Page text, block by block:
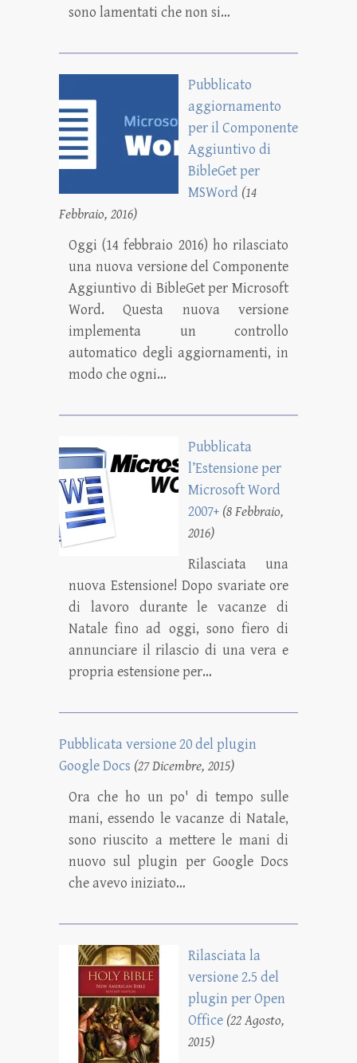
sono lamentati che non si…
Pubblicato
aggiornamento
per il Componente
Aggiuntivo di
BibleGet per
MSWord (14
Febbraio, 2016)
Oggi (14 febbraio 2016) ho rilasciato
una nuova versione del Componente
Aggiuntivo di BibleGet per Microsoft
Word. Questa nuova versione
implementa un controllo
automatico degli aggiornamenti, in
modo che ogni…
Pubblicata
l’Estensione per
Microsoft Word
2007+ (8 Febbraio,
2016)
Rilasciata una
nuova Estensione! Dopo svariate ore
di lavoro durante le vacanze di
Natale fino ad oggi, sono fiero di
annunciare il rilascio di una vera e
propria estensione per…
Pubblicata versione 20 del plugin
Google Docs (27 Dicembre, 2015)
Ora che ho un po' di tempo sulle
mani, essendo le vacanze di Natale,
sono riuscito a mettere le mani di
nuovo sul plugin per Google Docs
che avevo iniziato…
Rilasciata la
versione 2.5 del
plugin per Open
Office (22 Agosto,
2015)